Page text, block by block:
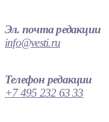
Эл. почта редакции
info@vesti.ru
Телефон редакции
+7 495 232 63 33